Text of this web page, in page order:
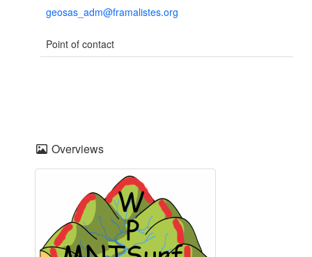
geosas_adm@framalistes.org
Point of contact
Overviews